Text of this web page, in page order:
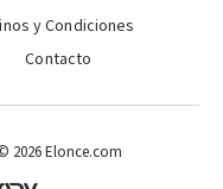
y Condiciones
Contacto
2026 Elonce.com